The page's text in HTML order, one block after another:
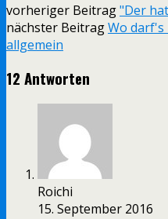
vorheriger Beitrag"Der
nächster BeitragWo darf's
allgemein
12 Antworten
Roichi
15. September 2016